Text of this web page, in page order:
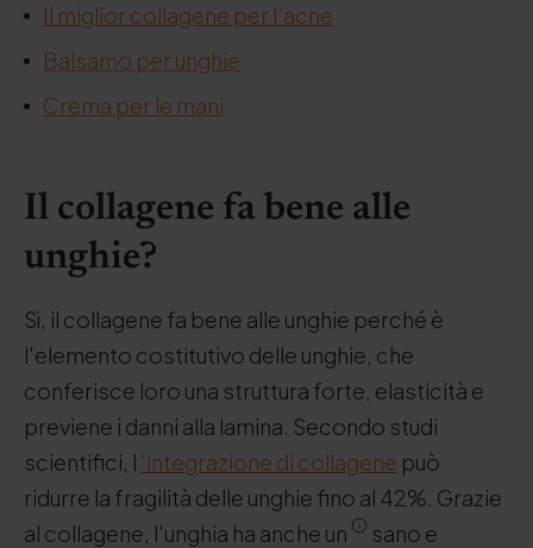
Il miglior collagene per l'acne
Balsamo per unghie
Crema per le mani
Il collagene fa bene alle
unghie?
Sì, il collagene fa bene alle unghie perché è
l'elemento costitutivo delle unghie, che
conferisce loro una struttura forte, elasticità e
previene i danni alla lamina. Secondo studi
scientifici, l 'integrazione di collagene può
ridurre la fragilità delle unghie fino al 42%. Grazie
al collagene, l'unghia ha anche un
sano e